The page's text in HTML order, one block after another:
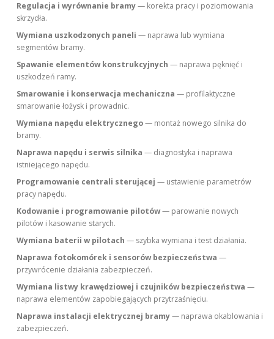
Regulacja i wyrównanie bramy— korekta pracy i poziomowania
skrzydła.
Wymiana uszkodzonych paneli — naprawa lub wymiana
segmentów bramy.
Spawanie elementów konstrukcyjnych — naprawa pęknięć i
uszkodzeń ramy.
Smarowanie i konserwacja mechaniczna — profilaktyczne
smarowanie łożysk i prowadnic.
Wymiana napędu elektrycznego— montaż nowego silnika do
bramy.
Naprawa napędu i serwis silnika — diagnostyka i naprawa
istniejącego napędu.
Programowanie centrali sterującej — ustawienie parametrów
pracy napędu.
Kodowanie i programowanie pilotów— parowanie nowych
pilotów i kasowanie starych.
Wymiana baterii w pilotach — szybka wymiana i test działania.
Naprawa fotokomórek i sensorów bezpieczeństwa —
przywrócenie działania zabezpieczeń.
Wymiana listwy krawędziowej i czujników bezpieczeństwa —
naprawa elementów zapobiegających przytrzaśnięciu.
Naprawa instalacji elektrycznej bramy— naprawa okablowania i
zabezpieczeń.